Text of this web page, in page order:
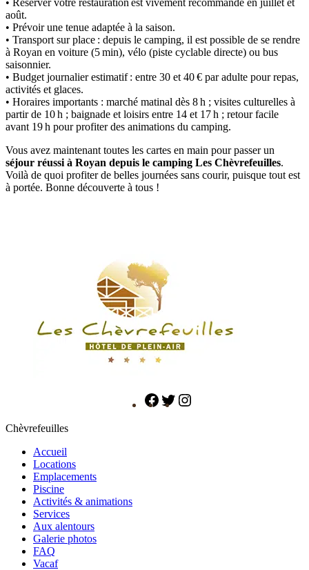
• Réserver votre restauration est vivement recommandé en juillet et
août.
• Prévoir une tenue adaptée à la saison.
• Transport sur place : depuis le camping, il est possible de se rendre
à Royan en voiture (5 min), vélo (piste cyclable directe) ou bus
saisonnier.
• Budget journalier estimatif : entre 30 et 40 € par adulte pour repas,
activités et glaces.
• Horaires importants : marché matinal dès 8 h ; visites culturelles à
partir de 10 h ; baignade et loisirs entre 14 et 17 h ; retour facile
avant 19 h pour profiter des animations du camping.
Vous avez maintenant toutes les cartes en main pour passer un
séjour réussi à Royan depuis le camping Les Chèvrefeuilles.
Voilà de quoi profiter de belles journées sans courir, puisque tout est
à portée. Bonne découverte à tous !
Chèvrefeuilles
Accueil
Locations
Emplacements
Piscine
Activités & animations
Services
Aux alentours
Galerie photos
FAQ
Vacaf